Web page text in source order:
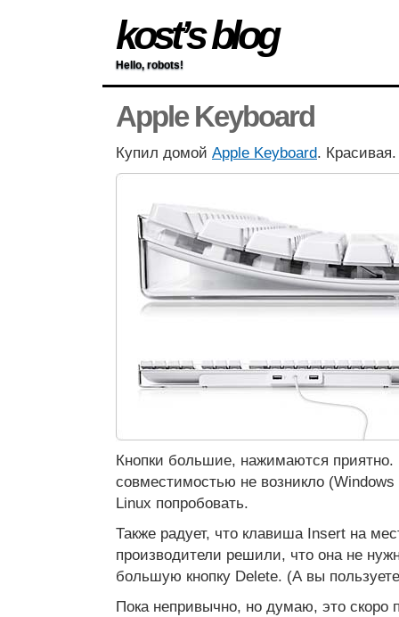
kost’s blog
Hello, robots!
Apple Keyboard
Купил домой Apple Keyboard.
Кнопки большие, нажимаются
совместимостью не возникло
Linux попробовать.
Также радует, что клавиша Insert на
производители решили, что она не
большую кнопку Delete. (А вы
Пока непривычно, но думаю, это скоро